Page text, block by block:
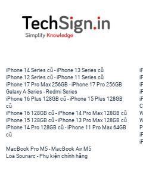
iPhone 14 Series cũ -iPhone 13 Series cũ
iPhone 12 Series cũ -iPhone 11 Series cũ
iPhone 17 Pro Max 256GB -iPhone 17 Pro 256GB
Galaxy A Series - Redmi Series
iPhone 16 Plus 128GB cũ -iPhone 15 Plus 128GB
cũ
iPhone 16 128GB cũ -iPhone 14 Pro Max 128GB cũ
iPhone 15 128GB cũ -iPhone 13 Pro Max 128GB cũ
iPhone 14 Pro 128GB cũ -iPhone 11 Pro Max 64GB
cũ
MacBook Pro M5 - MacBook Air M5
Loa Sounarc - Phụ kiện chính hãng